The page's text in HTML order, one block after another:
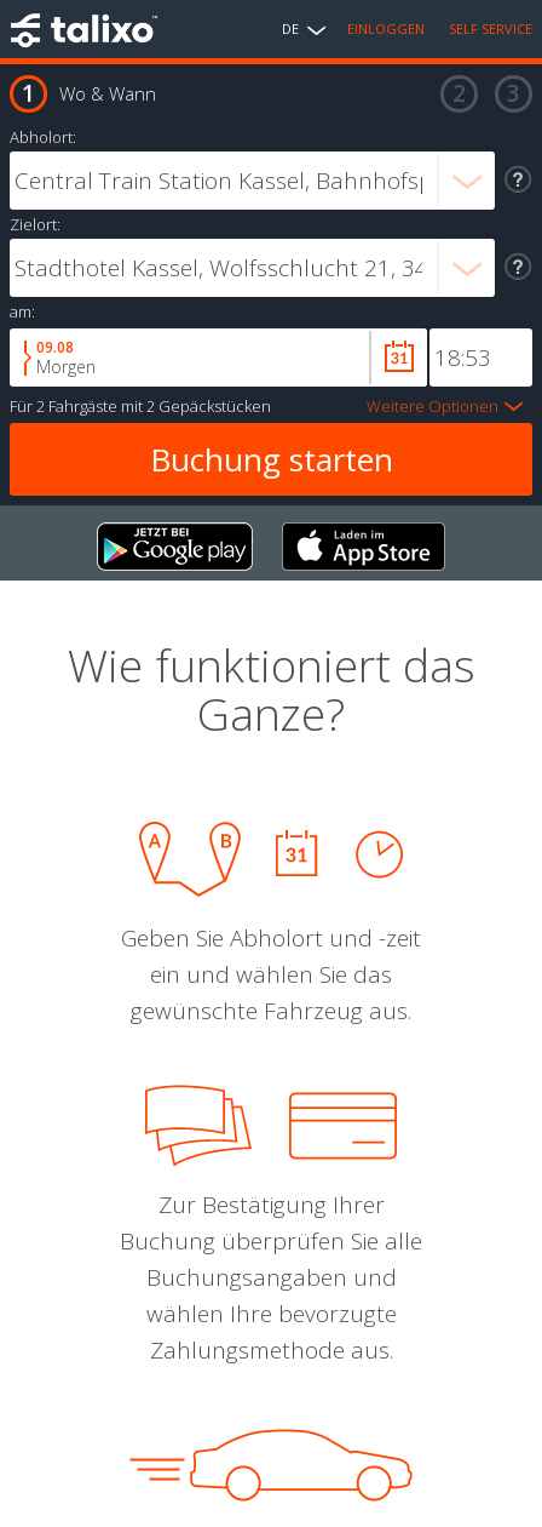
DE EINLOGGEN SELF SERVICE
Wo & Wann
Abholort:
Zielort:
am:
09.08
Morgen
Für2 Fahrgäste mit2 Gepäckstücken Weitere Optionen
Wie funktioniert das
Ganze?
Geben Sie Abholort und -zeit
ein und wählen Sie das
gewünschte Fahrzeug aus.
Zur Bestätigung Ihrer
Buchung überprüfen Sie alle
Buchungsangaben und
wählen Ihre bevorzugte
Zahlungsmethode aus.